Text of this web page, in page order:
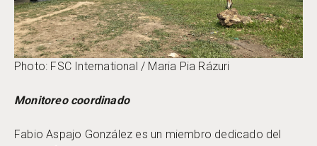
Photo: FSC International / Maria Pia Rázuri
Monitoreo coordinado
Fabio Aspajo González es un miembro dedicado del